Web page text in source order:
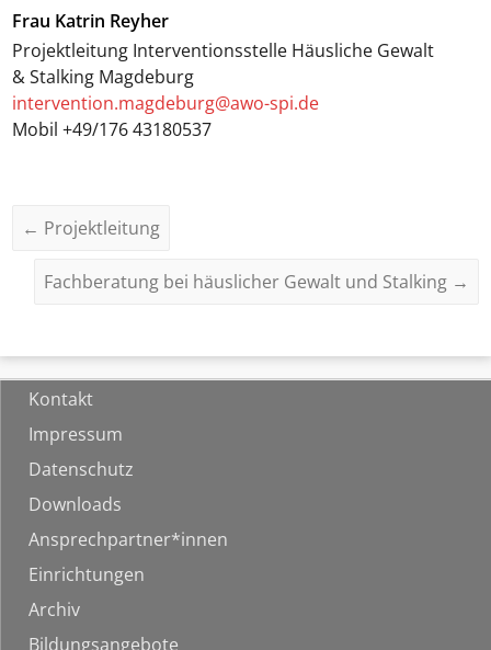
Frau Katrin Reyher
Projektleitung Interventionsstelle Häusliche Gewalt
& Stalking Magdeburg
intervention.magdeburg@awo-spi.de
Mobil+49/176 43180537
← Projektleitung
Fachberatung bei häuslicher Gewalt und Stalking →
Kontakt
Impressum
Datenschutz
Downloads
Ansprechpartner*innen
Einrichtungen
Archiv
Bildungsangebote